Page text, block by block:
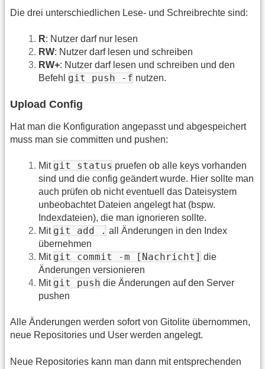
Die drei unterschiedlichen Lese- und Schreibrechte sind:
R: Nutzer darf nur lesen
RW: Nutzer darf lesen und schreiben
RW+: Nutzer darf lesen und schreiben und den
Befehl git push -f nutzen.
Upload Config
Hat man die Konfiguration angepasst und abgespeichert
muss man sie committen und pushen:
Mit git status pruefen ob alle keys vorhanden
sind und die config geändert wurde. Hier sollte man
auch prüfen ob nicht eventuell das Dateisystem
unbeobachtet Dateien angelegt hat (bspw.
Indexdateien), die man ignorieren sollte.
Mit git add . all Änderungen in den Index
übernehmen
Mit git commit -m [Nachricht] die
Änderungen versionieren
Mit git push die Änderungen auf den Server
pushen
Alle Änderungen werden sofort von Gitolite übernommen,
neue Repositories und User werden angelegt.
Neue Repositories kann man dann mit entsprechenden